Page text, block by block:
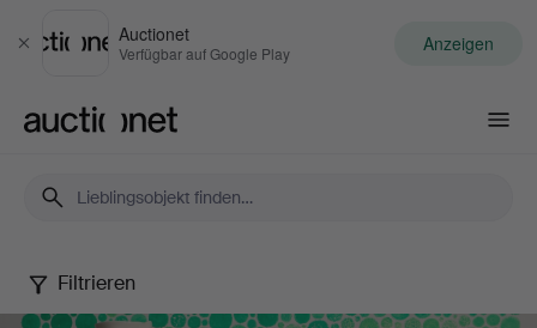
Schließen
Auctionet
Verfügbar auf Google Play Anzeigen
Spring
Filtrieren